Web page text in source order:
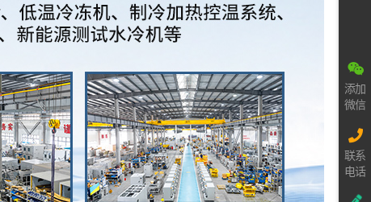
添加
微信
联系
电话